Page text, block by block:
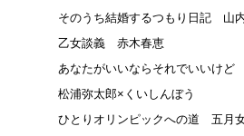
そのうち結婚するつもり日記 山
乙女談義 赤木春恵
あなたがいいならそれでいいけ
松浦弥太郎×くいしんぼう
ひとりオリンピックへの道 五月